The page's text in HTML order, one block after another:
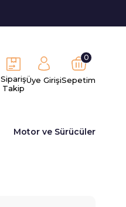
Sipariş
Takip
Üye GirişiSepetim
0
Motor ve Sürücüler